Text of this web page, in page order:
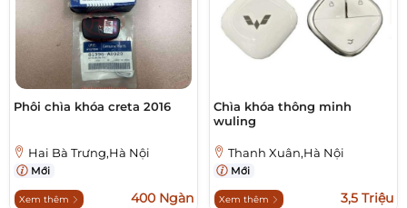
Phôi chìa khóa creta 2016
Hai Bà Trưng,Hà Nội
Mới
Xem thêm 400 Ngàn
Chìa khóa thông minh
wuling
Thanh Xuân,Hà Nội
Mới
Xem thêm 3,5 Triệu